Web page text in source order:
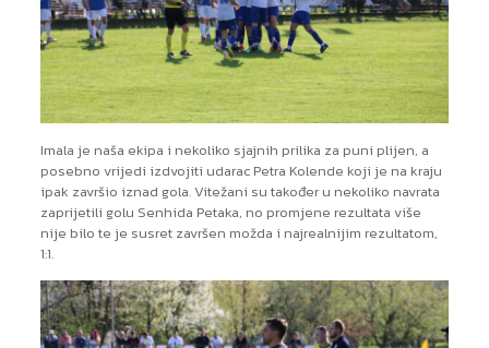
Imala je naša ekipa i nekoliko sjajnih prilika za puni plijen, a
posebno vrijedi izdvojiti udarac Petra Kolende koji je na kraju
ipak završio iznad gola. Vitežani su također u nekoliko navrata
zaprijetili golu Senhida Petaka, no promjene rezultata više
nije bilo te je susret završen možda i najrealnijim rezultatom,
1:1.